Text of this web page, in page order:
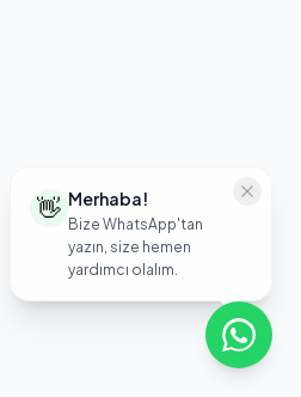
👋 Merhaba!
Bize WhatsApp'tan
yazın, size hemen
yardımcı olalım.